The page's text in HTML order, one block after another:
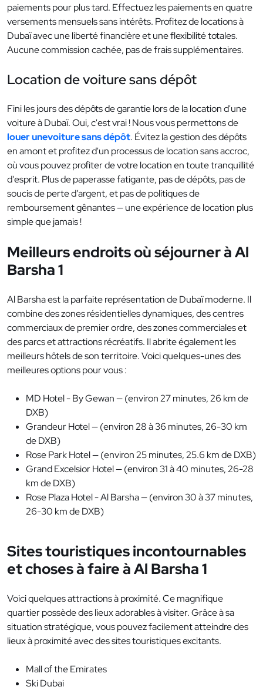
paiements pour plus tard. Effectuez les paiements en quatre
versements mensuels sans intérêts. Profitez de locations à
Dubaï avec une liberté financière et une flexibilité totales.
Aucune commission cachée, pas de frais supplémentaires.
Location de voiture sans dépôt
Fini les jours des dépôts de garantie lors de la location d'une
voiture à Dubaï. Oui, c'est vrai ! Nous vous permettons de
louer unevoiture sans dépôt. Évitez la gestion des dépôts
en amont et profitez d'un processus de location sans accroc,
où vous pouvez profiter de votre location en toute tranquillité
d'esprit. Plus de paperasse fatigante, pas de dépôts, pas de
soucis de perte d’argent, et pas de politiques de
remboursement gênantes — une expérience de location plus
simple que jamais !
Meilleurs endroits où séjourner à Al
Barsha 1
Al Barsha est la parfaite représentation de Dubaï moderne. Il
combine des zones résidentielles dynamiques, des centres
commerciaux de premier ordre, des zones commerciales et
des parcs et attractions récréatifs. Il abrite également les
meilleurs hôtels de son territoire. Voici quelques-unes des
meilleures options pour vous :
MD Hotel - By Gewan — (environ 27 minutes, 26 km de
DXB)
Grandeur Hotel — (environ 28 à 36 minutes, 26-30 km
de DXB)
Rose Park Hotel — (environ 25 minutes, 25.6 km de DXB)
Grand Excelsior Hotel — (environ 31 à 40 minutes, 26-28
km de DXB)
Rose Plaza Hotel - Al Barsha — (environ 30 à 37 minutes,
26-30 km de DXB)
Sites touristiques incontournables
et choses à faire à Al Barsha 1
Voici quelques attractions à proximité. Ce magnifique
quartier possède des lieux adorables à visiter. Grâce à sa
situation stratégique, vous pouvez facilement atteindre des
lieux à proximité avec des sites touristiques excitants.
Mall of the Emirates
Ski Dubai